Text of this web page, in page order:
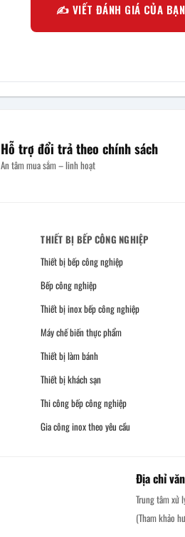
✍️ VIẾT ĐÁNH GIÁ CỦA BẠN
Hỗ trợ đổi trả theo chính sách
An tâm mua sắm – linh hoạt
THIẾT BỊ BẾP CÔNG NGHIỆP
Thiết bị bếp công nghiệp
Bếp công nghiệp
Thiết bị inox bếp công nghiệp
Máy chế biến thực phẩm
Thiết bị làm bánh
Thiết bị khách sạn
Thi công bếp công nghiệp
Gia công inox theo yêu cầu
Địa chỉ
Trung tâm xử
(Tham khảo